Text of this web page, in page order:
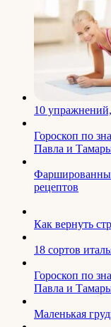
10
Гороскоп по
Павла и
рецептов
Как вернуть
18 сортов
Гороскоп по
Павла и
Маленькая